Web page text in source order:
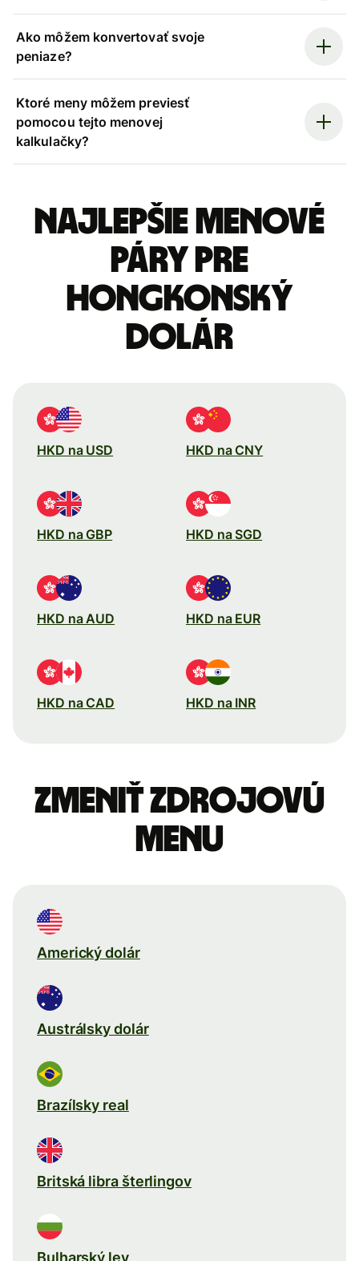
Ako môžem konvertovať svoje
peniaze?
Ktoré meny môžem previesť
pomocou tejto menovej
kalkulačky?
Najlepšie menové
páry pre
Hongkonský
dolár
HKD na USD HKD na CNY
HKD na GBP HKD na SGD
HKD na AUD HKD na EUR
HKD na CAD HKD na INR
Zmeniť zdrojovú
menu
Americký dolár
Austrálsky dolár
Brazílsky real
Britská libra šterlingov
Bulharský lev